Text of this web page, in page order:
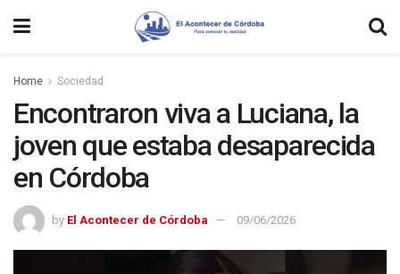
Home Sociedad
Encontraron viva a Luciana, la
joven que estaba desaparecida
en Córdoba
by El Acontecer de Córdoba 09/06/2026